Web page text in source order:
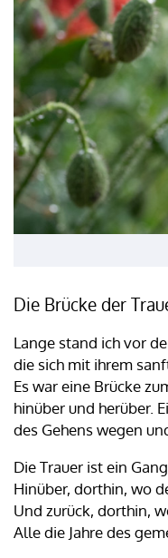
Die Brücke der
Lange stand ich vor
die sich mit ihrem
Es war eine Brücke
hinüber und herüber.
des Gehens wegen
Die Trauer ist ein
Hinüber, dorthin, wo
Und zurück, dorthin,
Alle die Jahre des